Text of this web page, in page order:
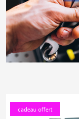
cadeau offert